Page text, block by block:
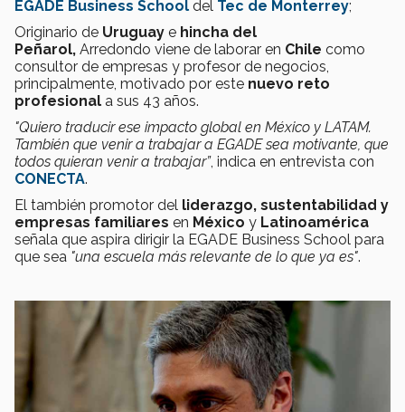
EGADE Business School del Tec de Monterrey;
Originario de Uruguay e hincha del
Peñarol, Arredondo viene de laborar en Chile como
consultor de empresas y profesor de negocios,
principalmente, motivado por este nuevo reto
profesional a sus 43 años.
"Quiero traducir ese impacto global en México y LATAM.
También que venir a trabajar a EGADE sea motivante, que
todos quieran venir a trabajar”, indica en entrevista con
CONECTA.
El también promotor del liderazgo, sustentabilidad y
empresas familiares en México y Latinoamérica
señala que aspira dirigir la EGADE Business School para
que sea "una escuela más relevante de lo que ya es".